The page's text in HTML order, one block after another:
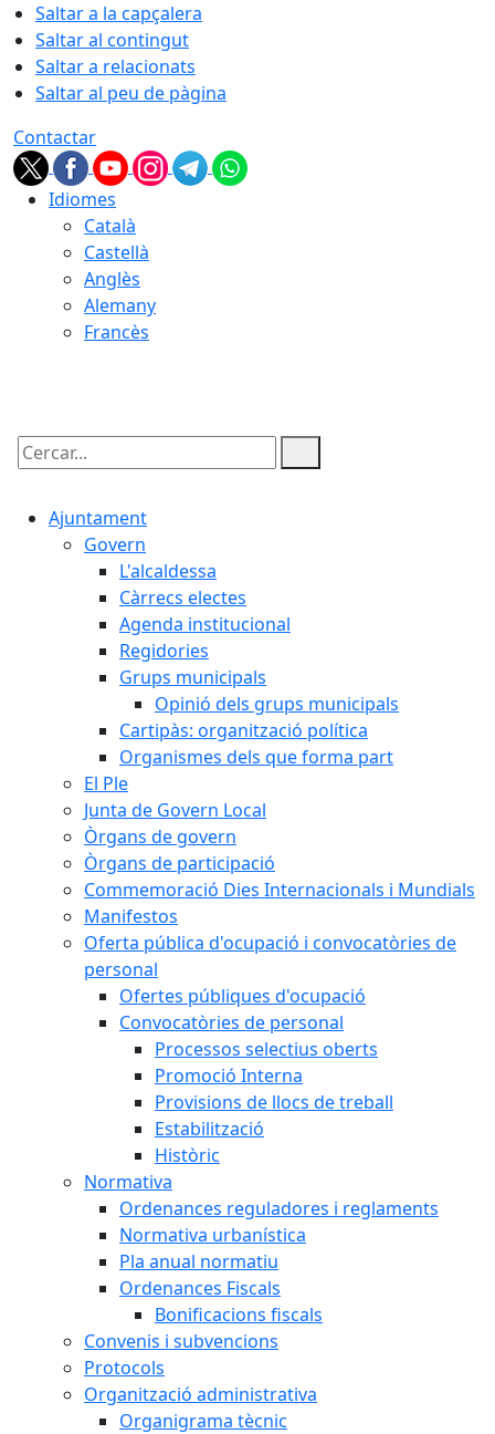
Saltar a la capçalera
Saltar al contingut
Saltar a relacionats
Saltar al peu de pàgina
Contactar
Idiomes
Català
Castellà
Anglès
Alemany
Francès
Cercar:
Ajuntament
Govern
L'alcaldessa
Càrrecs electes
Agenda institucional
Regidories
Grups municipals
Opinió dels grups municipals
Cartipàs: organització política
Organismes dels que forma part
El Ple
Junta de Govern Local
Òrgans de govern
Òrgans de participació
Commemoració Dies Internacionals i Mundials
Manifestos
Oferta pública d'ocupació i convocatòries de
personal
Ofertes públiques d'ocupació
Convocatòries de personal
Processos selectius oberts
Promoció Interna
Provisions de llocs de treball
Estabilització
Històric
Normativa
Ordenances reguladores i reglaments
Normativa urbanística
Pla anual normatiu
Ordenances Fiscals
Bonificacions fiscals
Convenis i subvencions
Protocols
Organització administrativa
Organigrama tècnic